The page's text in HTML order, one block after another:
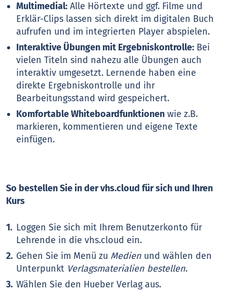
Multimedial: Alle Hörtexte und ggf. Filme und
Erklär-Clips lassen sich direkt im digitalen Buch
aufrufen und im integrierten Player abspielen.
Interaktive Übungen mit Ergebniskontrolle: Bei
vielen Titeln sind nahezu alle Übungen auch
interaktiv umgesetzt. Lernende haben eine
direkte Ergebniskontrolle und ihr
Bearbeitungsstand wird gespeichert.
Komfortable Whiteboardfunktionen wie z.B.
markieren, kommentieren und eigene Texte
einfügen.
So bestellen Sie in der vhs.cloud für sich und Ihren
Kurs
Loggen Sie sich mit Ihrem Benutzerkonto für
Lehrende in die vhs.cloud ein.
Gehen Sie im Menü zu Medien und wählen den
Unterpunkt Verlagsmaterialien bestellen.
Wählen Sie den Hueber Verlag aus.